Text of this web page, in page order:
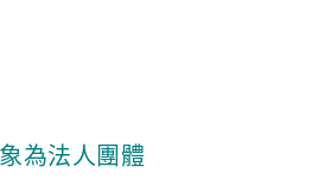
為法人團體